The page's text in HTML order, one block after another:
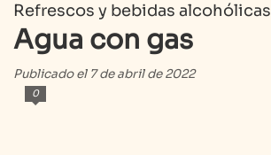
Refrescos y bebidas alcohólicas
Agua con gas
Publicado el 7 de abril de 2022
0